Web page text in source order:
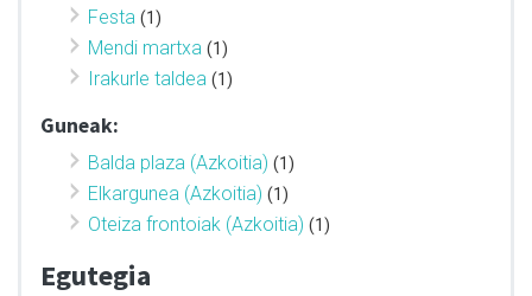
Festa (1)
Mendi martxa (1)
Irakurle taldea (1)
Guneak:
Balda plaza (Azkoitia) (1)
Elkargunea (Azkoitia) (1)
Oteiza frontoiak (Azkoitia) (1)
Egutegia